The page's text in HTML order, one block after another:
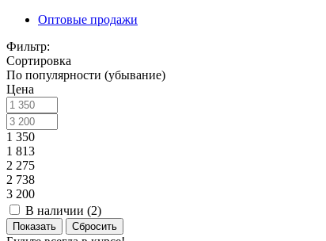
Оптовые продажи
Фильтр:
Сортировка
По популярности (убывание)
Цена
1 350
1 813
2 275
2 738
3 200
В наличии (2)
Показать Сбросить